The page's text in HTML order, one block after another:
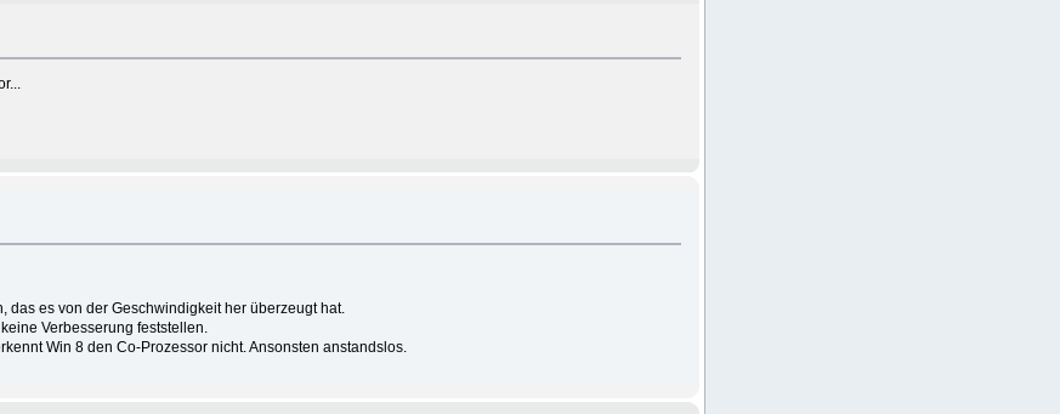
das es von der Geschwindigkeit her überzeugt hat.
Verbesserung feststellen.
Win 8 den Co-Prozessor nicht. Ansonsten anstandslos.